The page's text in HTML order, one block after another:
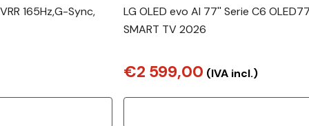
165Hz,G-Sync,
LG OLED evo AI 77'' Serie C6
SMART TV 2026
€2 599,00 (IVA incl.)